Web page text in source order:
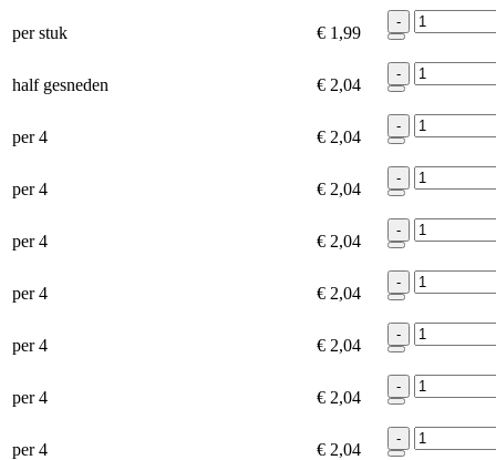
per stuk € 1,99
-
half gesneden € 2,04
-
per 4 € 2,04
-
per 4 € 2,04
-
per 4 € 2,04
-
per 4 € 2,04
-
per 4 € 2,04
-
per 4 € 2,04
-
per 4 € 2,04
-